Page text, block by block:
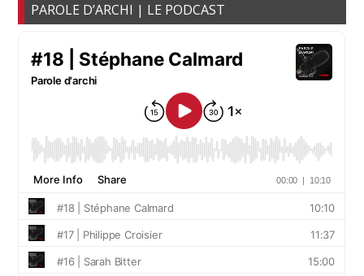
PAROLE D’ARCHI | LE PODCAST